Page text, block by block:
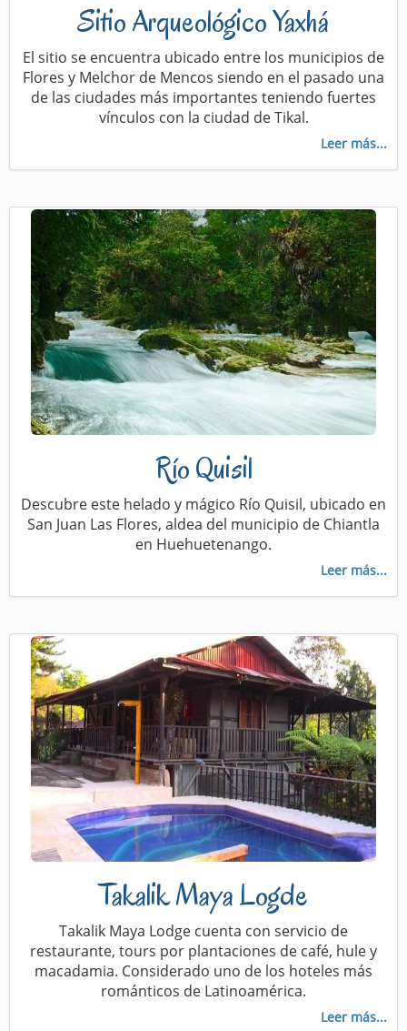
Sitio Arqueológico Yaxhá
El sitio se encuentra ubicado entre los municipios de
Flores y Melchor de Mencos siendo en el pasado una
de las ciudades más importantes teniendo fuertes
vínculos con la ciudad de Tikal.
Leer más...
Río Quisil
Descubre este helado y mágico Río Quisil, ubicado en
San Juan Las Flores, aldea del municipio de Chiantla
en Huehuetenango.
Leer más...
Takalik Maya Logde
Takalik Maya Lodge cuenta con servicio de
restaurante, tours por plantaciones de café, hule y
macadamia. Considerado uno de los hoteles más
románticos de Latinoamérica.
Leer más...